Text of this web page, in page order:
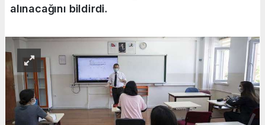
alınacağını bildirdi.